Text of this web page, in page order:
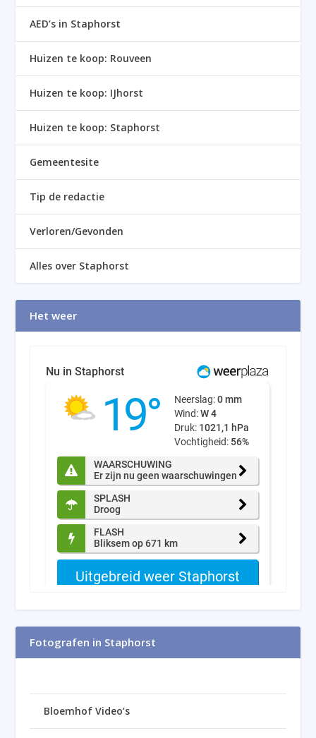
AED’s in Staphorst
Huizen te koop: Rouveen
Huizen te koop: IJhorst
Huizen te koop: Staphorst
Gemeentesite
Tip de redactie
Verloren/Gevonden
Alles over Staphorst
Het weer
Fotografen in Staphorst
Bloemhof Video’s